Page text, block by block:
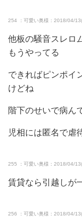
254 ：可愛い奥様：2018/04/
他板の騒音スレロ
もうやってる
できればピンポイ
けどね
階下のせいで病ん
児相には匿名で虐
255 ：可愛い奥様：2018/04/
賃貸なら引越しが
256 ：可愛い奥様：2018/04/